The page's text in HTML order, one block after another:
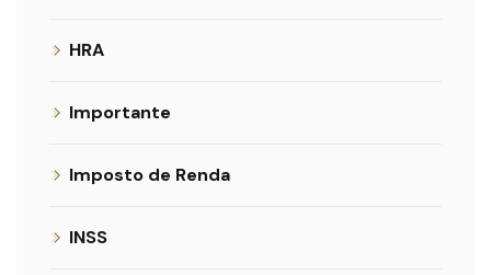
HRA
Importante
Imposto de Renda
INSS